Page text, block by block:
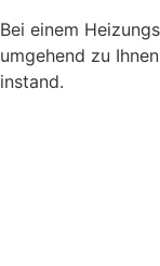
Bei einem
umgehend zu
instand.